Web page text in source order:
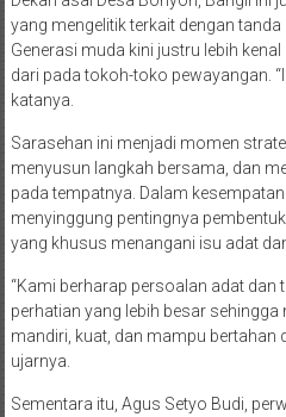
yang mengelitik terkait dengan
Generasi muda kini justru lebih
dari pada tokoh-toko pewayangan.
katanya.
Sarasehan ini menjadi momen
menyusun langkah bersama, dan
pada tempatnya. Dalam
menyinggung pentingnya
yang khusus menangani isu adat
“Kami berharap persoalan adat dan
perhatian yang lebih besar
mandiri, kuat, dan mampu bertahan
ujarnya.
Sementara itu, Agus Setyo Budi,